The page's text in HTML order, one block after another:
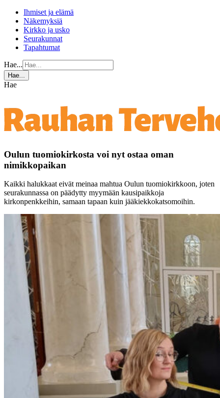
Ihmiset ja elämä
Näkemyksiä
Kirkko ja usko
Seurakunnat
Tapahtumat
Hae...
Hae...
Hae
Oulun tuomiokirkosta voi nyt ostaa oman
nimikkopaikan
Kaikki halukkaat eivät meinaa mahtua Oulun tuomiokirkkoon, joten
seurakunnassa on päädytty myymään kausipaikkoja
kirkonpenkkeihin, samaan tapaan kuin jääkiekkokatsomoihin.